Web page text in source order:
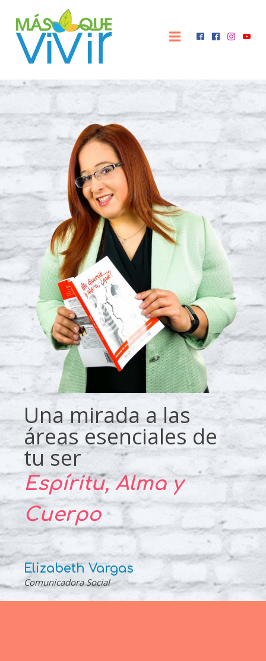
Una mirada a las
áreas esenciales de
tu ser
Espíritu, Alma y
Cuerpo
Elizabeth Vargas
Comunicadora Social